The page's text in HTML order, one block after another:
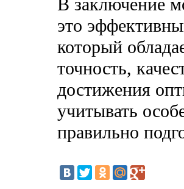
В заключение
это
который
точность,
достижения
учитывать
правильно